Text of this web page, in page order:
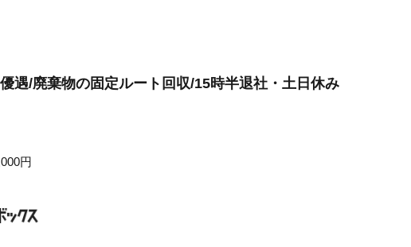
遇/廃棄物の固定ルート回収/15時半退社・土日休み
円